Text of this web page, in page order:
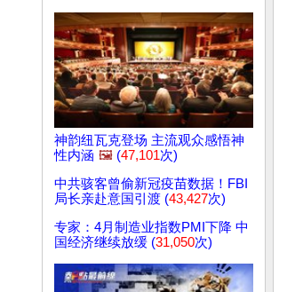
神韵纽瓦克登场 主流观众感悟神
性内涵 🖼️ (47,101次)
中共骇客曾偷新冠疫苗数据！FBI
局长亲赴意国引渡 (43,427次)
专家：4月制造业指数PMI下降 中
国经济继续放缓 (31,050次)